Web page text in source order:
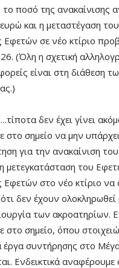
ποσό της ανακαίνισης
και η μεταστέγαση
Εφετών σε νέο κτίριο
(Όλη η σχετική
είναι στη διάθεση
δεν έχει γίνει
στο σημείο να μην
για την ανακαίνιση
μετεγκατάσταση του
Εφετών στο νέο κτίριο να
δεν έχουν ολοκληρωθεί
των ακροατηρίων.
στο σημείο, όπου
έργα συντήρησης στο
Ενδεικτικά αναφέρουμε